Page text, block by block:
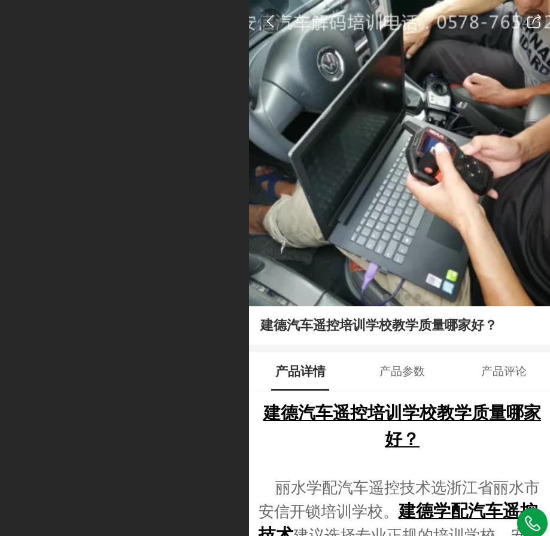
建德汽车遥控培训学校教学质量哪家好？
产品详情 产品参数 产品评论
建德汽车遥控培训学校教学质量哪家
好？
丽水学配汽车遥控技术选浙江省丽水市
安信开锁培训学校。 建德学配汽车遥控